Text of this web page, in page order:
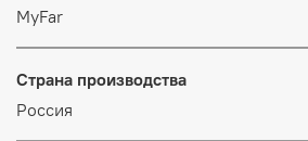
MyFar
Страна производства
Россия